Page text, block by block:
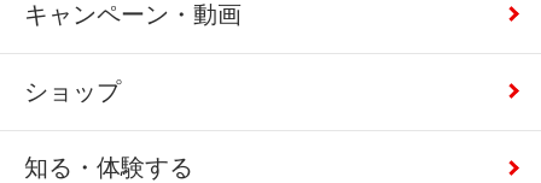
キャンペーン・動画
ショップ
知る・体験する